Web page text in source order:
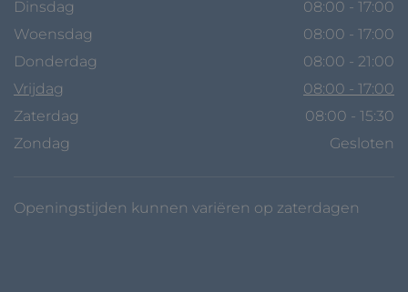
Dinsdag
08:00 - 17:00
Woensdag
08:00 - 17:00
Donderdag
08:00 - 21:00
Vrijdag
08:00 - 17:00
Zaterdag
08:00 - 15:30
Zondag
Gesloten
Openingstijden kunnen variëren op zaterdagen